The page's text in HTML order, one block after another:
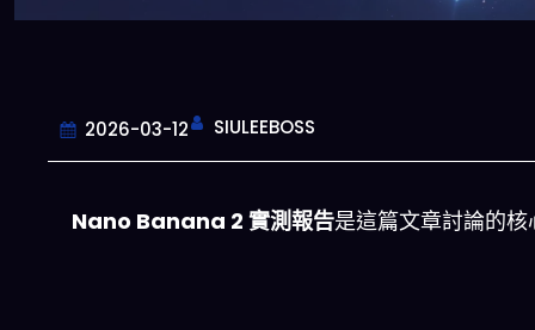
2026-03-12 SIULEEBOSS
Nano Banana 2 實測報告是這篇文章討論的核